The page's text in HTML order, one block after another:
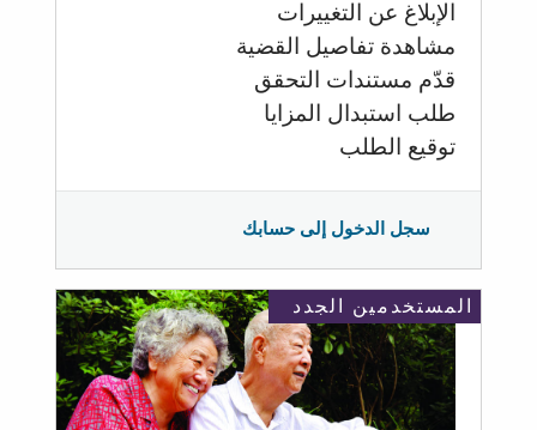
الإبلاغ عن التغييرات
مشاهدة تفاصيل القضية
قدّم مستندات التحقق
طلب استبدال المزايا
توقيع الطلب
سجل الدخول إلى حسابك
المستخدمين الجدد